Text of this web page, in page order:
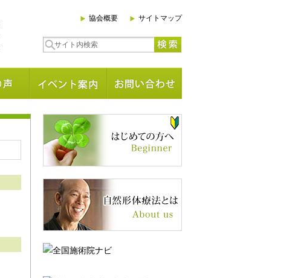
協会概要 サイトマップ